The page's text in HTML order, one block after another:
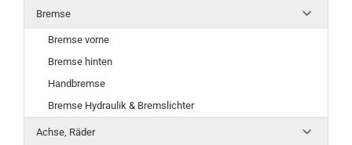
Bremse
Bremse vorne
Bremse hinten
Handbremse
Bremse Hydraulik & Bremslichter
Achse, Räder